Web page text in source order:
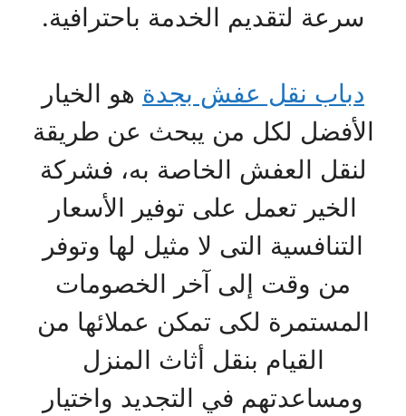
سرعة لتقديم الخدمة باحترافية.
دباب نقل عفش بجدة هو الخيار
الأفضل لكل من يبحث عن طريقة
لنقل العفش الخاصة به، فشركة
الخير تعمل على توفير الأسعار
التنافسية التى لا مثيل لها وتوفر
من وقت إلى آخر الخصومات
المستمرة لكى تمكن عملائها من
القيام بنقل أثاث المنزل
ومساعدتهم في التجديد واختيار